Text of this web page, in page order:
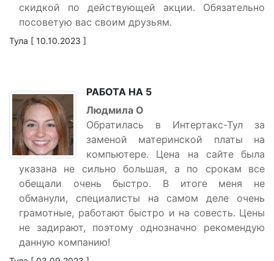
скидкой по действующей акции. Обязательно
посоветую вас своим друзьям.
Тула [ 10.10.2023 ]
РАБОТА НА 5
Людмила О
Обратилась в Интертакс-Тул за
заменой материнской платы на
компьютере. Цена на сайте была
указана не сильно большая, а по срокам все
обещали очень быстро. В итоге меня не
обманули, специалисты на самом деле очень
грамотные, работают быстро и на совесть. Цены
не задирают, поэтому однозначно рекомендую
данную компанию!